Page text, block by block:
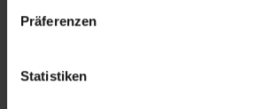
Präferenzen
Statistiken